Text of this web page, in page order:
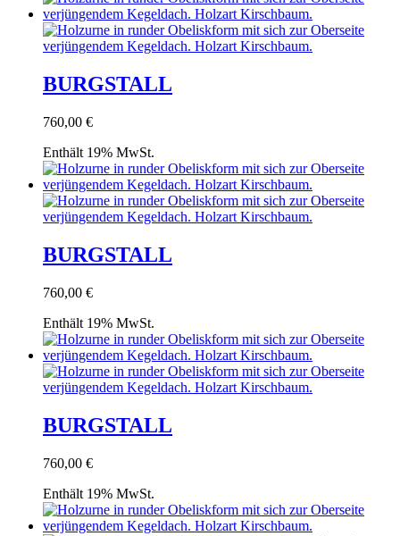
BURGSTALL
760,00 €
Enthält 19% MwSt.
BURGSTALL
760,00 €
Enthält 19% MwSt.
BURGSTALL
760,00 €
Enthält 19% MwSt.